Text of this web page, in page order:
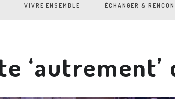
VIVRE ENSEMBLE ÉCHANGER &